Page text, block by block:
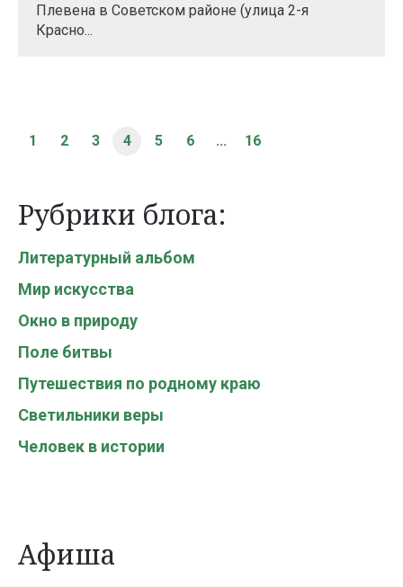
Плевена в Советском районе (улица 2-я
Красно...
1 2 3 4 5 6 ... 16
Рубрики блога:
Литературный альбом
Мир искусства
Окно в природу
Поле битвы
Путешествия по родному краю
Светильники веры
Человек в истории
Афиша